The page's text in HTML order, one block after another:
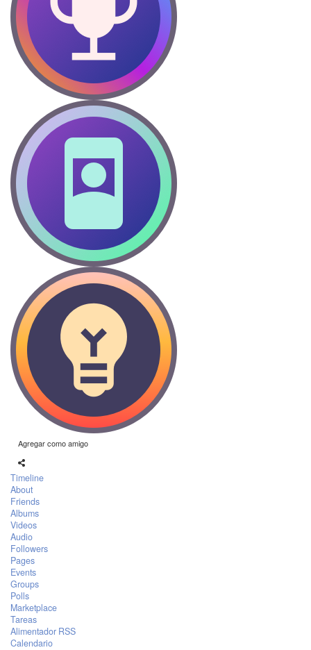
Agregar como amigo
Timeline
About
Friends
Albums
Videos
Audio
Followers
Pages
Events
Groups
Polls
Marketplace
Tareas
Alimentador RSS
Calendario